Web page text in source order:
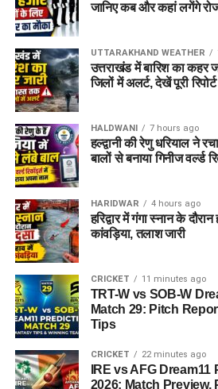
जानिए कब और कहां लगेंगे
UTTARAKHAND WEATHER
उत्तराखंड में बारिश का कहर
जिलों में अलर्ट, देखें पूरी रिपोर्ट
HALDWANI 7 hours ago
हल्द्वानी की रेणु धरियाल ने
बालों से बनाया गिनीज वर्ल्ड
HARIDWAR 4 hours ago
हरिद्वार में गंगा स्नान के
कांवड़िया, तलाश जारी
CRICKET 11 minutes ago
TRT-W vs SOB-W
Match 29: Pitch
Tips
CRICKET 22 minutes ago
IRE vs AFG Dream11
2026: Match Preview,